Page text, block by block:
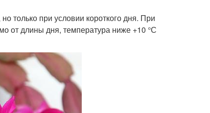
только при условии короткого дня. При
от длины дня, температура ниже +10 °С